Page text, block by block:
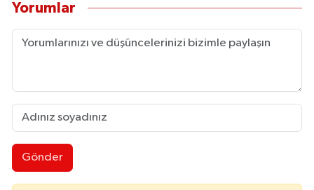
Yorumlar
Gönder